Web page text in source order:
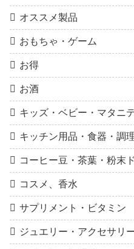
オススメ製品
おもちゃ・ゲーム
お得
お酒
キッズ・ベビー・マタニ
キッチン用品・食器・調
コーヒー豆・茶葉・粉末
コスメ、香水
サプリメント・ビタミン
ジュエリー・アクセサリ